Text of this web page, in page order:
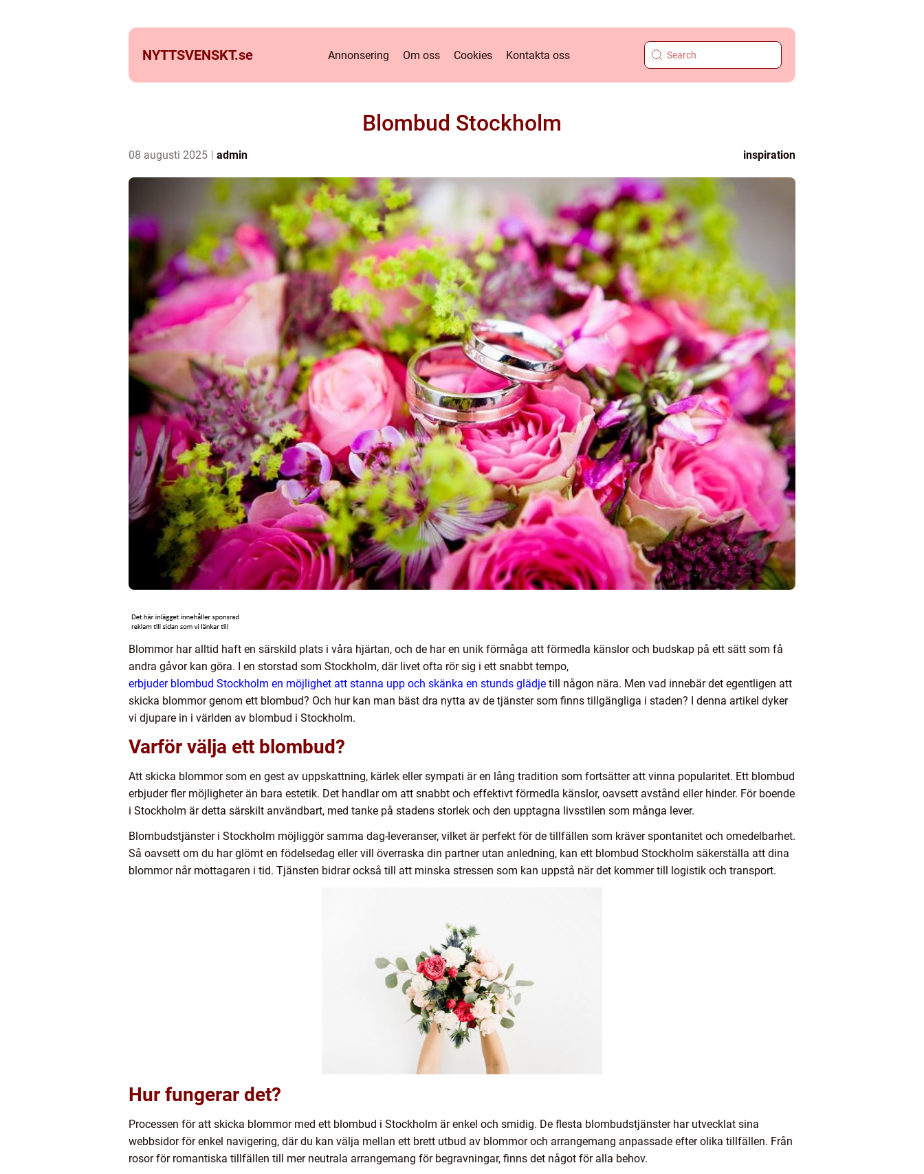
NYTTSVENSKT.se Annonsering Om oss Cookies Kontakta oss
Blombud Stockholm
08 augusti 2025 admin inspiration
Blommor har alltid haft en särskild plats i våra hjärtan, och de har en unik förmåga att förmedla känslor och budskap på ett sätt som få
andra gåvor kan göra. I en storstad som Stockholm, där livet ofta rör sig i ett snabbt tempo,
erbjuder blombud Stockholm en möjlighet att stanna upp och skänka en stunds glädje till någon nära. Men vad innebär det egentligen att
skicka blommor genom ett blombud? Och hur kan man bäst dra nytta av de tjänster som finns tillgängliga i staden? I denna artikel dyker
vi djupare in i världen av blombud i Stockholm.
Varför välja ett blombud?
Att skicka blommor som en gest av uppskattning, kärlek eller sympati är en lång tradition som fortsätter att vinna popularitet. Ett blombud
erbjuder fler möjligheter än bara estetik. Det handlar om att snabbt och effektivt förmedla känslor, oavsett avstånd eller hinder. För boende
i Stockholm är detta särskilt användbart, med tanke på stadens storlek och den upptagna livsstilen som många lever.
Blombudstjänster i Stockholm möjliggör samma dag-leveranser, vilket är perfekt för de tillfällen som kräver spontanitet och omedelbarhet.
Så oavsett om du har glömt en födelsedag eller vill överraska din partner utan anledning, kan ett blombud Stockholm säkerställa att dina
blommor når mottagaren i tid. Tjänsten bidrar också till att minska stressen som kan uppstå när det kommer till logistik och transport.
Hur fungerar det?
Processen för att skicka blommor med ett blombud i Stockholm är enkel och smidig. De flesta blombudstjänster har utvecklat sina
webbsidor för enkel navigering, där du kan välja mellan ett brett utbud av blommor och arrangemang anpassade efter olika tillfällen. Från
rosor för romantiska tillfällen till mer neutrala arrangemang för begravningar, finns det något för alla behov.